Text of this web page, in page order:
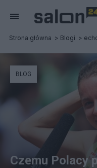
Strona główna Blogi
BLOG
Czemu Polacy